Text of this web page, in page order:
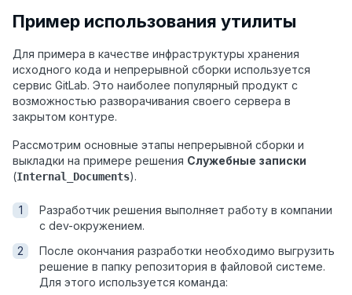
Пример использования утилиты
Для примера в качестве инфраструктуры хранения
исходного кода и непрерывной сборки используется
сервис GitLab. Это наиболее популярный продукт с
возможностью разворачивания своего сервера в
закрытом контуре.
Рассмотрим основные этапы непрерывной сборки и
выкладки на примере решения Служебные записки
(Internal_Documents).
Разработчик решения выполняет работу в компании
с dev-окружением.
После окончания разработки необходимо выгрузить
решение в папку репозитория в файловой системе.
Для этого используется команда: